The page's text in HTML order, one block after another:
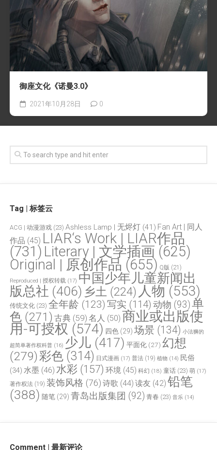
御座文化《诺曼3.0》
2021年10月28日 0
Tag | 标签云
ACG | 动漫游戏 (23) Ashless Lamp | 无烬灯 (41) Fan Art | 同人
作品 (45) LIAR‘s Work | LIAR作品
(731) Literary | 文学插画 (625)
Original | 原创作品 (655) Q版 (21)
Reproduced | 授权转载 (17) 中国少年儿童新闻出
版总社 (406) 乡土 (224) 人物 (553)
传统文化 (23) 全年龄 (123) 写实 (114) 动物 (93)单
色 (271) 古典 (59) 名人 (50) 商业或出版使
用-可授权 (574) 四色 (29) 场景 (134) 小法狮的
超简单著作权科普 (16) 少儿 (417) 平面化 (27) 幻想
(279)彩色 (314) 日式漫画 (17) 普法 (19) 植物 (14) 民俗
(34) 水墨 (46) 水彩 (157) 环境 (45) 科幻 (18) 童话 (23) 萌 (17)
著作权法 (19) 装饰风格 (76) 诗歌 (44) 读友 (42) 铅笔
(388) 随笔 (29) 青岛出版集团 (92) 青春 (23) 音乐 (14)
Comment | 最新评论